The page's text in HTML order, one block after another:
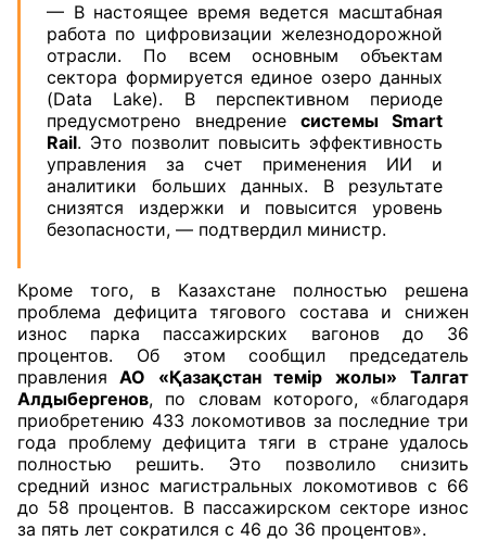
— В настоящее время ведется масштабная
работа по цифровизации железнодорожной
отрасли. По всем основным объектам
сектора формируется единое озеро данных
(Data Lake). В перспективном периоде
предусмотрено внедрение системы Smart
Rail. Это позволит повысить эффективность
управления за счет применения ИИ и
аналитики больших данных. В результате
снизятся издержки и повысится уровень
безопасности, — подтвердил министр.
Кроме того, в Казахстане полностью решена
проблема дефицита тягового состава и снижен
износ парка пассажирских вагонов до 36
процентов. Об этом сообщил председатель
правления АО «Қазақстан темір жолы»
Талгат
Алдыбергенов, по словам которого, «благодаря
приобретению 433 локомотивов за последние три
года проблему дефицита тяги в стране удалось
полностью решить. Это позволило снизить
средний износ магистральных локомотивов с 66
до 58 процентов. В пассажирском секторе износ
за пять лет сократился с 46 до 36 процентов».